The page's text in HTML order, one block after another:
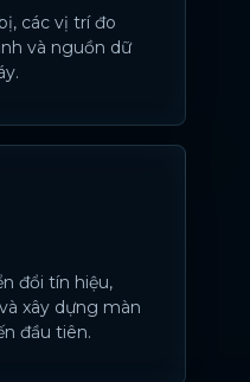
các vị trí đo
và nguồn dữ
đổi tín hiệu,
xây dựng màn
đầu tiên.